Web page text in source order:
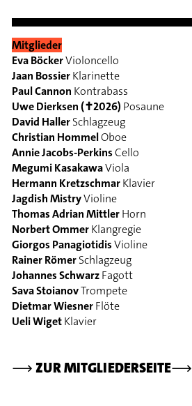
Mitglieder
Eva BöckerVioloncello
Jaan BossierKlarinette
Paul Cannon Kontrabass
Uwe Dierksen (✝2026) Posaune
David HallerSchlagzeug
Christian HommelOboe
Annie Jacobs-PerkinsCello
Megumi KasakawaViola
Hermann KretzschmarKlavier
Jagdish MistryVioline
Thomas Adrian MittlerHorn
Norbert OmmerKlangregie
Giorgos PanagiotidisVioline
Rainer RömerSchlagzeug
Johannes SchwarzFagott
Sava StoianovTrompete
Dietmar WiesnerFlöte
Ueli WigetKlavier
⟶ZUR MITGLIEDERSEITE⟶